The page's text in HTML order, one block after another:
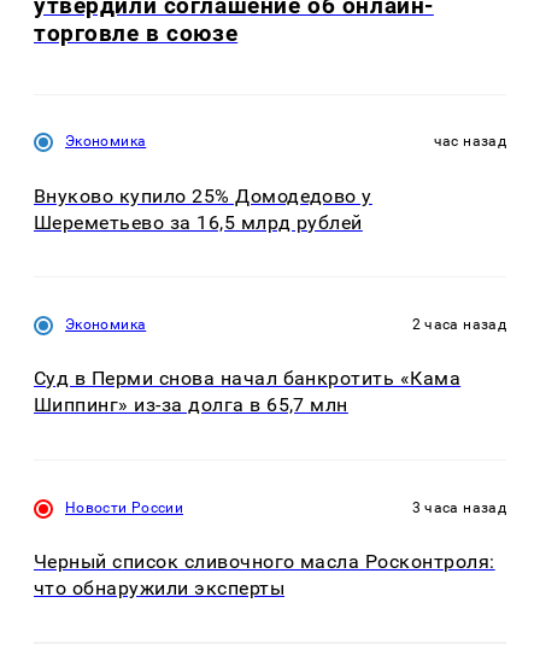
утвердили соглашение об онлайн-
торговле в союзе
Экономика час назад
Внуково купило 25% Домодедово у
Шереметьево за 16,5 млрд рублей
Экономика 2 часа назад
Суд в Перми снова начал банкротить «Кама
Шиппинг» из-за долга в 65,7 млн
Новости России 3 часа назад
Черный список сливочного масла Росконтроля:
что обнаружили эксперты